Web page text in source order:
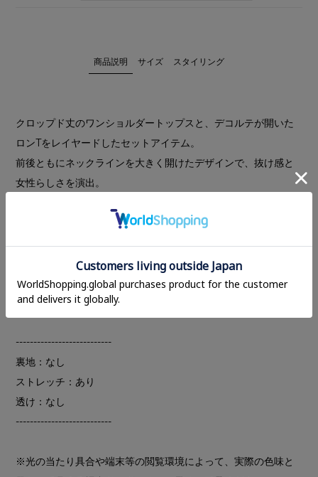
商品説明 サイズ スタイリング
クロップド丈のワンショルダートップスと、デコルテが開いた
ロンTをレイヤードしたセットアイテム。
前後ともにネックラインを大きく開けたデザインで、抜け感と
女性らしさを演出。
いがポイントに。伸縮性のある素材を使用した、快適な着心地
ワンショルダートップスは取り外し可能なパットが付いてお
り、ロンTは前後ダブルフェイスで着用可能。単品でもセットで
も着回すことができ、モードな抜けを感じるアイテムです。
---------------------------
裏地：なし
ストレッチ：あり
透け：なし
---------------------------
※光の当たり具合や端末等の閲覧環境によって、実際の色味と